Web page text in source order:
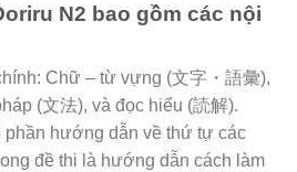
N2 bao gồm các nội
Chữ – từ vựng (文字・語彙),
(文法), và đọc hiểu (読解).
hướng dẫn về thứ tự các
đề thi là hướng dẫn cách làm